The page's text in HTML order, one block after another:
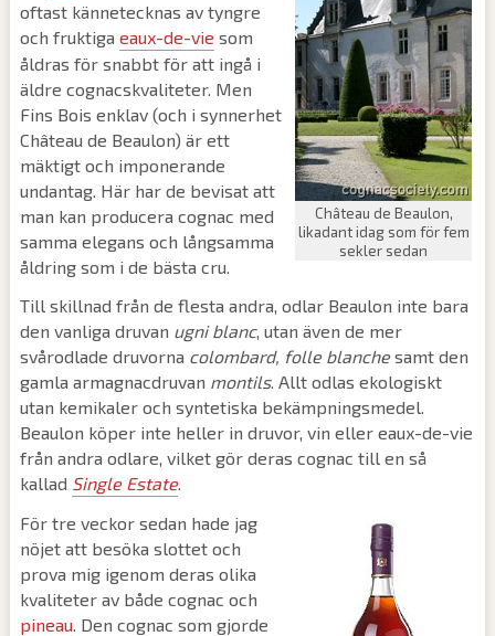
Château de Beaulon,
likadant idag som för fem
sekler sedan
oftast kännetecknas av tyngre
och fruktiga eaux-de-vie som
åldras för snabbt för att ingå i
äldre cognacskvaliteter. Men
Fins Bois enklav (och i synnerhet
Château de Beaulon) är ett
mäktigt och imponerande
undantag. Här har de bevisat att
man kan producera cognac med
samma elegans och långsamma
åldring som i de bästa cru.
Till skillnad från de flesta andra, odlar Beaulon inte bara
den vanliga druvan ugni blanc, utan även de mer
svårodlade druvorna colombard, folle blanchesamt den
gamla armagnacdruvan montils. Allt odlas ekologiskt
utan kemikaler och syntetiska bekämpningsmedel.
Beaulon köper inte heller in druvor, vin eller eaux-de-vie
från andra odlare, vilket gör deras cognac till en så
kallad Single Estate.
För tre veckor sedan hade jag
nöjet att besöka slottet och
prova mig igenom deras olika
kvaliteter av både cognac och
pineau. Den cognac som gjorde